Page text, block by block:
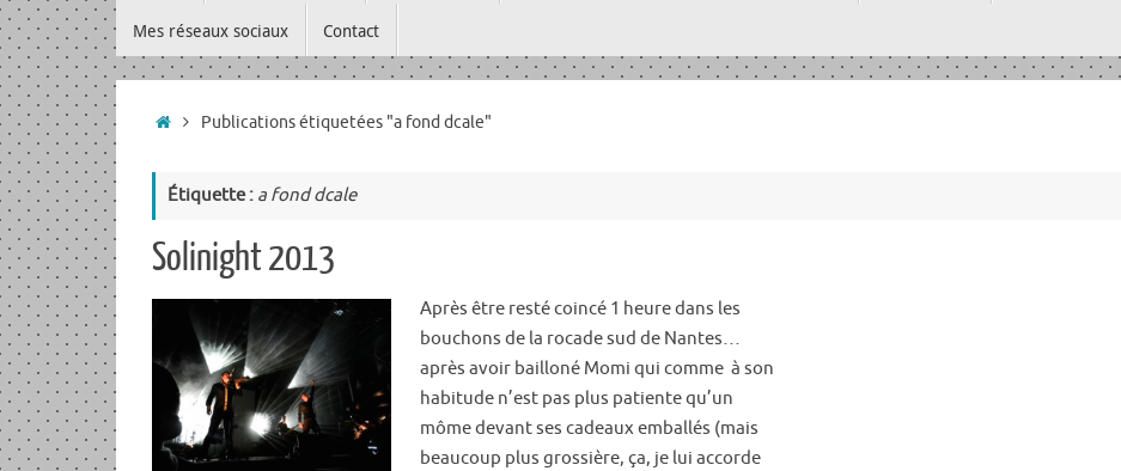
contenu
Mes réseaux sociaux Contact
Accueil
Publications étiquetées "a fond dcale"
Étiquette : a fond dcale
Solinight 2013
Après être resté coincé 1 heure dans les
bouchons de la rocade sud de Nantes…
après avoir bailloné Momi qui comme à son
habitude n’est pas plus patiente qu’un
môme devant ses cadeaux emballés (mais
beaucoup plus grossière, ça, je lui accorde